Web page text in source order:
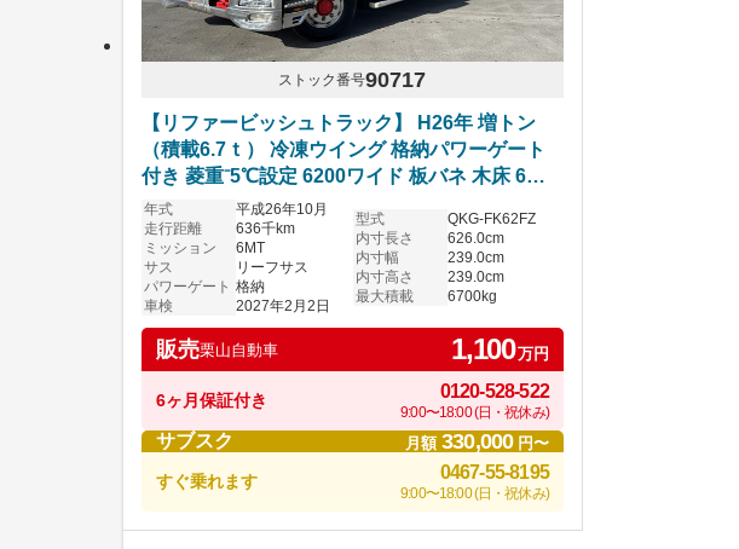
ストック番号90717
【リファービッシュトラック】 H26年 増トン
（積載6.7ｔ） 冷凍ウイング 格納パワーゲート
付き 菱重⁻5℃設定 6200ワイド 板バネ 木床 6速
マニュアル ふそうファイター 車検付き
年式
平成26年10月
走行距離
636千km
ミッション
6MT
サス
リーフサス
パワーゲート 格納
車検
2027年2月2日
型式
QKG-FK62FZ
内寸長さ
626.0cm
内寸幅
239.0cm
内寸高さ
239.0cm
最大積載
6700kg
販売栗山自動車 1,100万円
6ヶ月保証付き 0120-528-522
9:00〜18:00 (日・祝休み)
サブスク 月額330,000円〜
すぐ乗れます 0467-55-8195
9:00〜18:00 (日・祝休み)